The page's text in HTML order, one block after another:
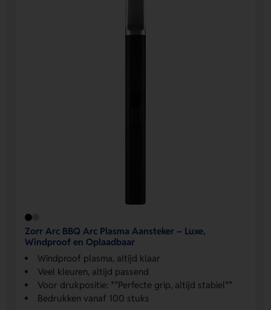
Zorr Arc BBQ Arc Plasma Aansteker – Luxe,
Windproof en Oplaadbaar
Windproof plasma, altijd klaar
Veel kleuren, altijd passend
Voor drukpositie: **Perfecte grip, altijd stabiel**
Bedrukken vanaf 100 stuks